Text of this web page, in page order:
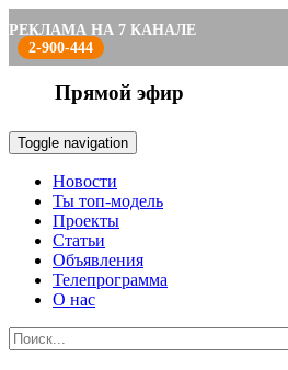
РЕКЛАМА НА 7 КАНАЛЕ
2-900-444
Прямой эфир
Toggle navigation
Новости
Ты топ-модель
Проекты
Статьи
Объявления
Телепрограмма
О нас